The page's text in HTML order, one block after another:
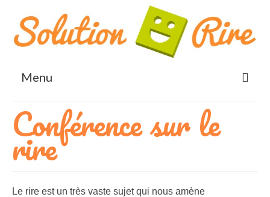
Menu
Accueil
Rigologie® et Yoga du rire
Bienfaits du rire
Conférence sur le
rire
Le rire est un très vaste sujet qui nous amène